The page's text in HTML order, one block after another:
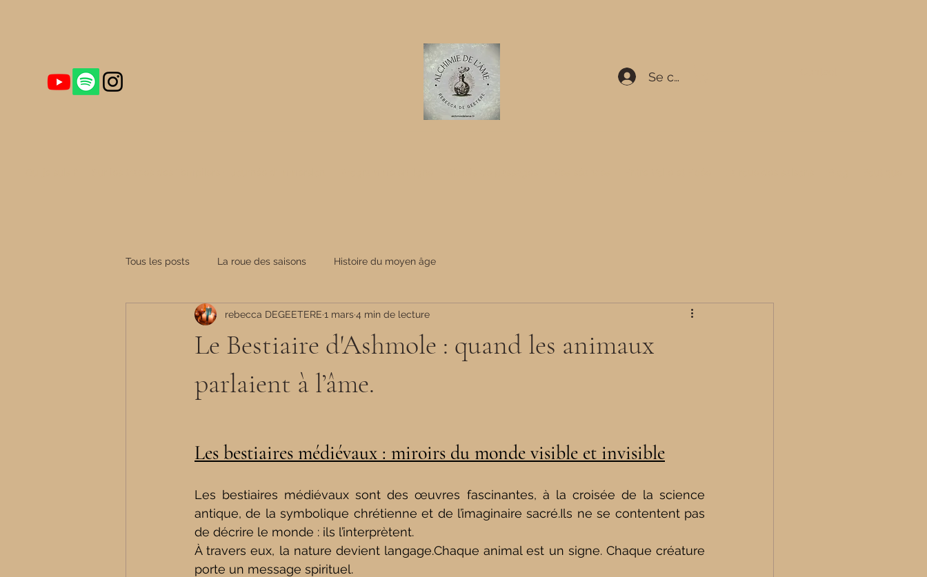
Se connecter
Tous les posts La roue des saisons Histoire du moyen âge
Le Bestiaire d'Ashmole : quand les animaux
parlaient à l’âme.
rebecca DEGEETERE 1 mars4 min de lecture
Les bestiaires médiévaux : miroirs du monde visible et invisible
Les bestiaires médiévaux sont des œuvres fascinantes, à la croisée de la science
antique, de la symbolique chrétienne et de l’imaginaire sacré.Ils ne se contentent pas
de décrire le monde : ils l’interprètent.
À travers eux, la nature devient langage.Chaque animal est un signe. Chaque créature
porte un message spirituel.